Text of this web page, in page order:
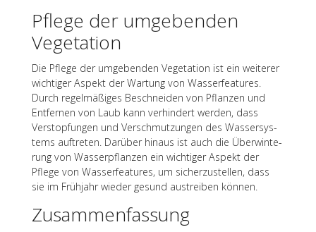
Pflege der umge­ben­den
Vegetation
Die Pflege der umge­ben­den Vege­ta­tion ist ein weite­rer
wich­ti­ger Aspekt der Wartung von Wasser­fea­tures.
Durch regel­mä­ßi­ges Beschnei­den von Pflan­zen und
Entfer­nen von Laub kann verhin­dert werden, dass
Verstop­fun­gen und Verschmut­zun­gen des Wasser­sys­
tems auftre­ten. Darüber hinaus ist auch die Über­win­te­
rung von Wasser­pflan­zen ein wich­ti­ger Aspekt der
Pflege von Wasser­fea­tures, um sicher­zu­stel­len, dass
sie im Früh­jahr wieder gesund austrei­ben können.
Zusam­men­fas­sung